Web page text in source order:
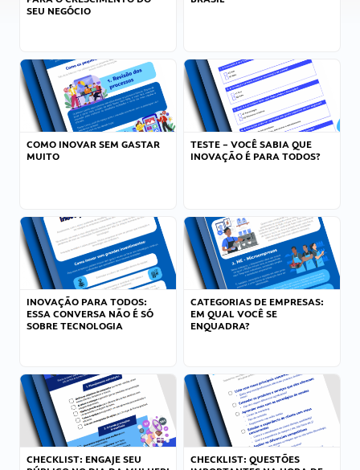
SEU NEGÓCIO
COMO INOVAR SEM GASTAR
MUITO
TESTE – VOCÊ SABIA QUE
INOVAÇÃO É PARA TODOS?
INOVAÇÃO PARA TODOS:
ESSA CONVERSA NÃO É SÓ
SOBRE TECNOLOGIA
CATEGORIAS DE EMPRESAS:
EM QUAL VOCÊ SE
ENQUADRA?
CHECKLIST: ENGAJE SEU
CHECKLIST: QUESTÕES